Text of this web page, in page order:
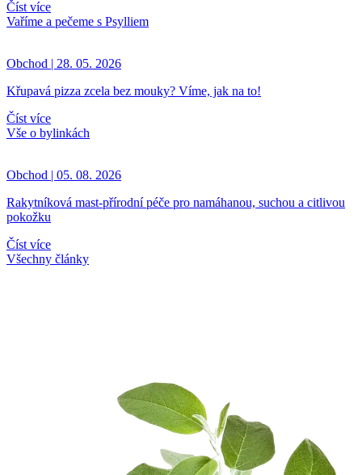
Číst více
Vaříme a pečeme s Psylliem
Obchod | 28. 05. 2026
Křupavá pizza zcela bez mouky? Víme, jak na to!
Číst více
Vše o bylinkách
Obchod | 05. 08. 2026
Rakytníková mast-přírodní péče pro namáhanou, suchou a citlivou
pokožku
Číst více
Všechny články